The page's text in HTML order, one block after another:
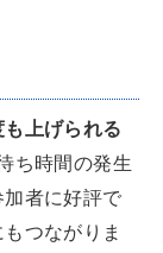
上げられる
ち時間の発生
者に好評で
つながりま